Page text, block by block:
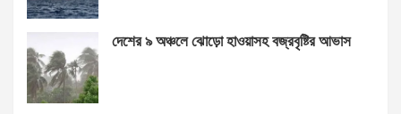
দেশের ৯ অঞ্চলে ঝোড়ো হাওয়াসহ বজ্রবৃষ্টির আভাস